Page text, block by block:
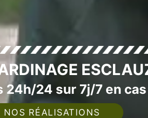
24h/24 sur 7j/7 en
NOS RÉALISATIONS